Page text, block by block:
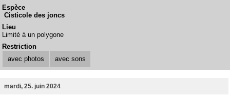
Espèce
Cisticole des joncs
Lieu
Limité à un polygone
Restriction
avec photos
avec sons
mardi, 25. juin 2024